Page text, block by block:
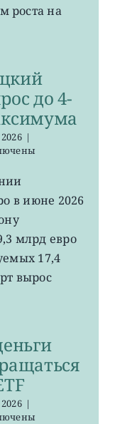
роста на
до 4-
|
в июне 2026
млрд евро
17,4
вырос
|